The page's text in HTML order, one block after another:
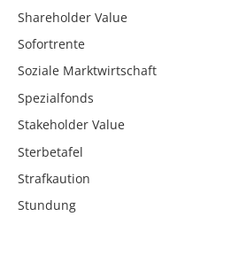
Shareholder Value
Sofortrente
Soziale Marktwirtschaft
Spezialfonds
Stakeholder Value
Sterbetafel
Strafkaution
Stundung